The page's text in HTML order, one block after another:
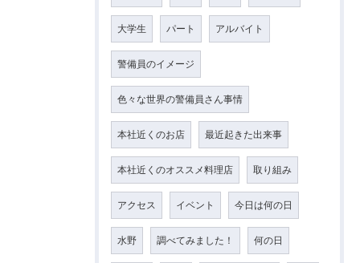
大学生 パート アルバイト
警備員のイメージ
色々な世界の警備員さん事情
本社近くのお店 最近起きた出来事
本社近くのオススメ料理店 取り組み
アクセス イベント 今日は何の日
水野 調べてみました！ 何の日